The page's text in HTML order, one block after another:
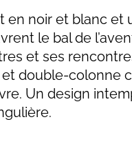
en noir et blanc et
le bal de
et ses
double-colonne
Un design